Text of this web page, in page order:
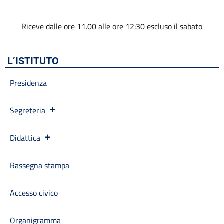
Consulenti e collaboratori
Contrattazione integrativa
Corsi
Dirigente Scolastico
Docenti
feedback
Home
Incarichi conferiti e autorizzati ai dipendenti
Riceve dalle ore 11.00 alle ore 12:30 escluso il sabato
L’ISTITUTO
Presidenza
Segreteria
Didattica
Rassegna stampa
Accesso civico
Organigramma